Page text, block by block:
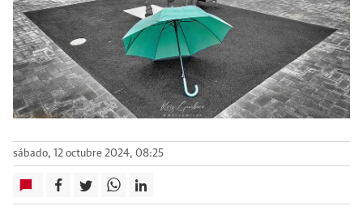
sábado, 12 octubre 2024, 08:25